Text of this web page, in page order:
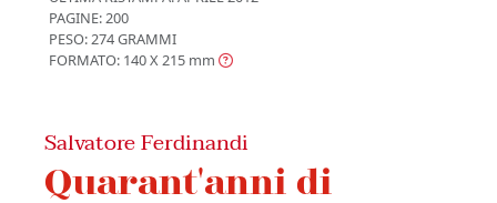
PAGINE: 200
PESO: 274 GRAMMI
FORMATO: 140 X 215 mm
Salvatore Ferdinandi
Quarant'anni di